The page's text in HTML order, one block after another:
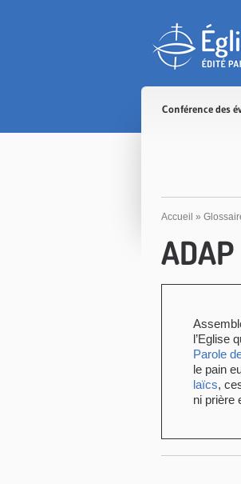
Conférence des
Accueil »
ADAP
l’Eglise
Parole
le pain
laïcs,
ni prière